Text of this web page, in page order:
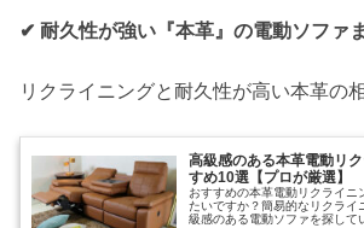
✔︎ 耐久性が強い『本革』の電動ソファ
リクライニングと耐久性が高い本革の
高級感のある本革電動リ
すめ10選【プロが厳選】
おすすめの本革電動リクライニ
たいですか？簡易的なリクライ
級感のある電動ソファを探して